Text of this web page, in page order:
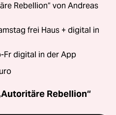
Rebellion“ von Andreas
frei Haus + digital in
Fr digital in der App
Rebellion“